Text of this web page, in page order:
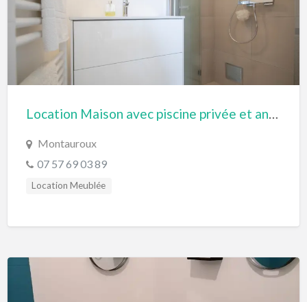
WIFI Au 1er étage, une grande salle de bain avec
toilette, table à langer et baignoire douche, un
grande chambre avec un lit double (160 x 200 cm)
Au 2nd étage, une chambre avec lit double (160 x
200 cm) et une chambre avec 4 lits simples
(90×200 cm) Au sous sol, petite salle de jeux avec
console XBOX et XBOX360
Location Maison avec piscine privée et animaux admis en Provence
Montauroux
07 57 69 03 89
Location Meublée